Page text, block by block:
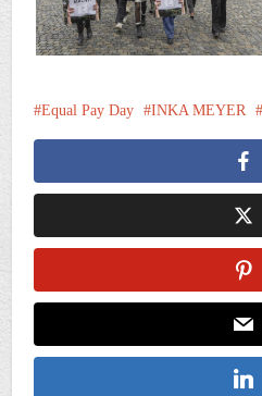
Equal Pay Day INKA MEYER